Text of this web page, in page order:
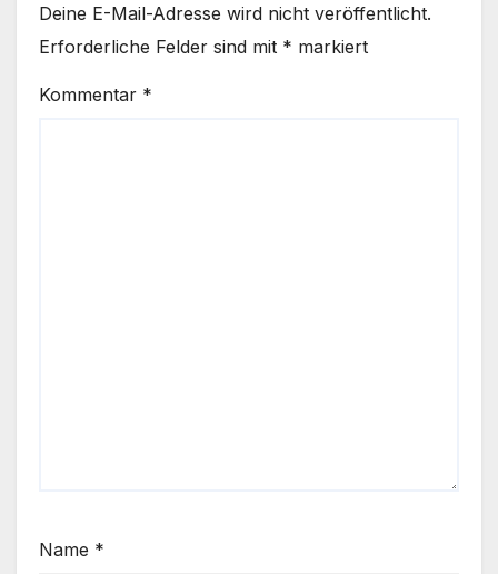
Deine E-Mail-Adresse wird nicht veröffentlicht.
Erforderliche Felder sind mit * markiert
Kommentar *
Name *